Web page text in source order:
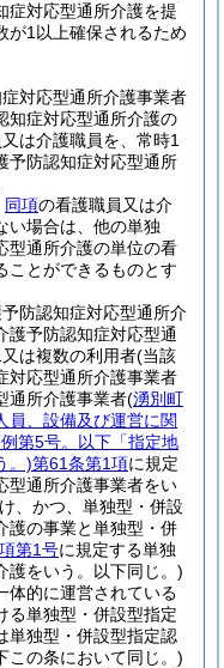
症対応型通所介護を提
が1以上確保されるため
対応型通所介護事業者
知症対応型通所介護の
は介護職員を、常時1
予防認知症対応型通所
同項の看護職員又は介
い場合は、他の単独
型通所介護の単位の看
ことができるものとす
防認知症対応型通所介
護予防認知症対応型通
は複数の利用者(当該
対応型通所介護事業者
通所介護事業者(湧別町
員、設備及び運営に関
第5号。以下「指定地
。)第61条第1項に規定
型通所介護事業者をい
、かつ、単独型・併設
護の事業と単独型・併
第1号に規定する単独
護をいう。以下同じ。)
体的に運営されている
る単独型・併設型指定
単独型・併設型指定認
この条において同じ。)